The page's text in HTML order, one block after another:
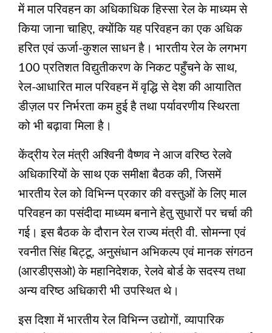
में माल परिवहन का अधिकाधिक हिस्सा रेल के माध्यम से
किया जाना चाहिए, क्योंकि यह परिवहन का एक अधिक
हरित एवं ऊर्जा-कुशल साधन है। भारतीय रेल के लगभग
100 प्रतिशत विद्युतीकरण के निकट पहुँचने के साथ,
रेल-आधारित माल परिवहन में वृद्धि से देश की आयातित
डीज़ल पर निर्भरता कम हुई है तथा पर्यावरणीय स्थिरता
को भी बढ़ावा मिला है।
केंद्रीय रेल मंत्री अश्विनी वैष्णव ने आज वरिष्ठ रेलवे
अधिकारियों के साथ एक समीक्षा बैठक की, जिसमें
भारतीय रेल को विभिन्न प्रकार की वस्तुओं के लिए माल
परिवहन का पसंदीदा माध्यम बनाने हेतु सुधारों पर चर्चा की
गई। इस बैठक के दौरान रेल राज्य मंत्री वी. सोमन्ना एवं
रवनीत सिंह बिट्टू, अनुसंधान अभिकल्प एवं मानक संगठन
(आरडीएसओ) के महानिदेशक, रेलवे बोर्ड के सदस्य तथा
अन्य वरिष्ठ अधिकारी भी उपस्थित थे।
इस दिशा में भारतीय रेल विभिन्न उद्योगों, व्यापारिक